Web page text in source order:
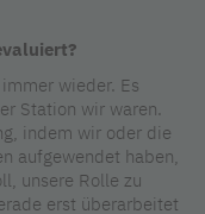
wieder. Es
Station wir waren.
indem wir oder die
aufgewendet haben,
unsere Rolle zu
erst überarbeitet